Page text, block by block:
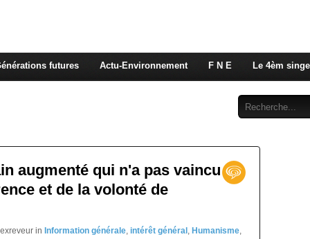
futures Actu-Environnement F N E Le 4èm singe
augmenté qui n'a pas vaincu
et de la volonté de
in Information générale, intérêt général , Humanisme,